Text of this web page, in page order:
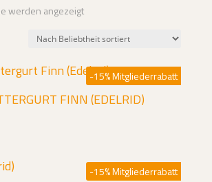
werden angezeigtNach
FINN (EDELRID)
-15% Mitgliederrabatt
-15% Mitgliederrabatt